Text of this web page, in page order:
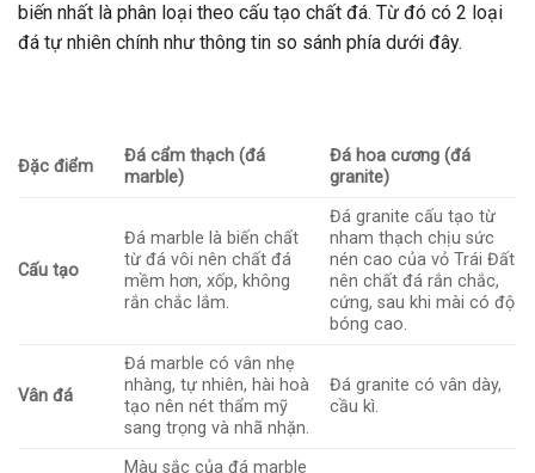
biến nhất là phân loại theo cấu tạo chất đá. Từ đó có 2 loại
đá tự nhiên chính như thông tin so sánh phía dưới đây.
Đặc điểm
Đá cẩm thạch (đá
marble)
Đá hoa cương (đá
granite)
Cấu tạo
Đá marble là biến chất
từ đá vôi nên chất đá
mềm hơn, xốp, không
rắn chắc lắm.
Đá granite cấu tạo từ
nham thạch chịu sức
nén cao của vỏ Trái Đất
nên chất đá rắn chắc,
cứng, sau khi mài có độ
bóng cao.
Vân đá
Đá marble có vân nhẹ
nhàng, tự nhiên, hài hoà
tạo nên nét thẩm mỹ
sang trọng và nhã nhặn.
Đá granite có vân dày,
cầu kì.
Màu sắc của đá marble